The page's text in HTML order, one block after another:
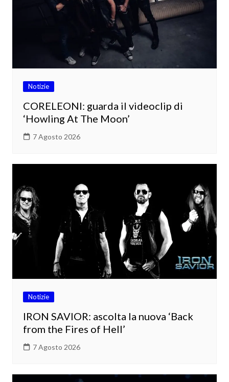
Notizie
CORELEONI: guarda il videoclip di
‘Howling At The Moon’
7 Agosto 2026
Notizie
IRON SAVIOR: ascolta la nuova ‘Back
from the Fires of Hell’
7 Agosto 2026